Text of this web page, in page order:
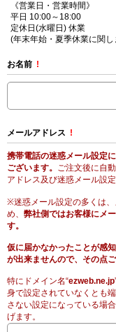
《営業日・営業時間》
平日 10:00～18:00
定休日(水曜日) 休業
(年末年始・夏季休業に関
お名前 !
メールアドレス !
携帯電話の迷惑メール設定
ございます。 ご注文後に自
アドレス及び迷惑メール設
※迷惑メール設定の多くは
め、 弊社側ではお客様にメ
す。
仮に届かなかったことが感
が出来ませんので、その点
特にドメイン名“ezweb.ne.jp
身で設定されていなくとも
さない設定になっている場
げます。